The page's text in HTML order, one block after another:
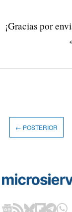
¡Gracias por
← POSTERIOR